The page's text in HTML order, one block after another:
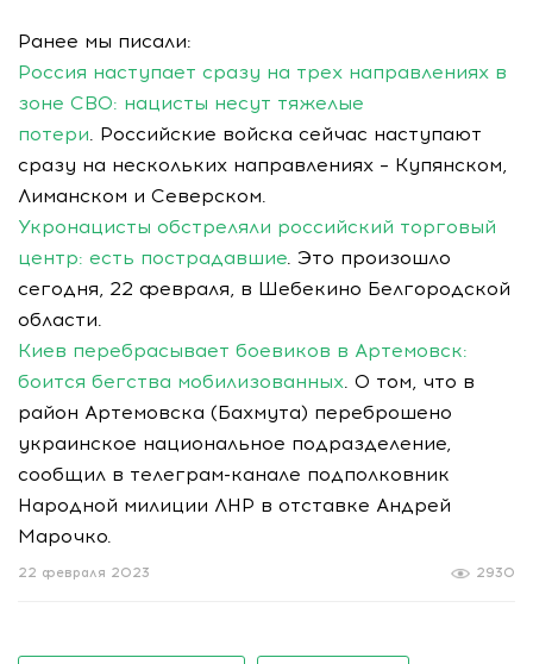
Ранее мы писали:
Россия наступает сразу на трех направлениях в
зоне СВО: нацисты несут тяжелые
потери. Российские войска сейчас наступают
сразу на нескольких направлениях – Купянском,
Лиманском и Северском.
Укронацисты обстреляли российский торговый
центр: есть пострадавшие. Это произошло
сегодня, 22 февраля, в Шебекино Белгородской
области.
Киев перебрасывает боевиков в Артемовск:
боится бегства мобилизованных. О том, что в
район Артемовска (Бахмута) переброшено
украинское национальное подразделение,
сообщил в телеграм-канале подполковник
Народной милиции ЛНР в отставке Андрей
Марочко.
2930
22 февраля 2023